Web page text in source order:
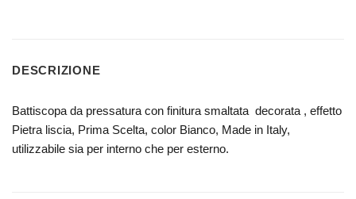
DESCRIZIONE
Battiscopa da pressatura con finitura smaltata decorata , effetto
Pietra liscia, Prima Scelta, color Bianco, Made in Italy,
utilizzabile sia per interno che per esterno.